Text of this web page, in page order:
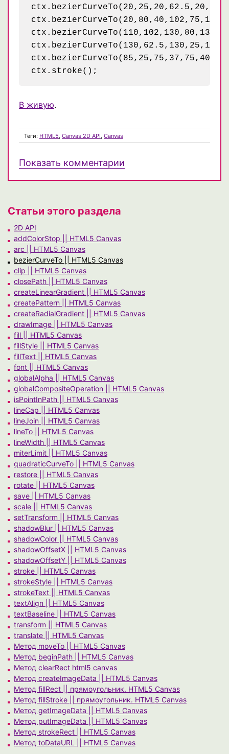
ctx.bezierCurveTo(85,25,75,37,75,40);
В живую.
Теги: HTML5, Canvas 2D API, Canvas
Показать комментарии
Статьи этого раздела
2D API
addColorStop || HTML5 Canvas
arc || HTML5 Canvas
bezierCurveTo || HTML5 Canvas
clip || HTML5 Canvas
closePath || HTML5 Canvas
createLinearGradient || HTML5 Canvas
createPattern || HTML5 Canvas
createRadialGradient || HTML5 Canvas
drawImage || HTML5 Canvas
fill || HTML5 Canvas
fillStyle || HTML5 Canvas
fillText || HTML5 Canvas
font || HTML5 Canvas
globalAlpha || HTML5 Canvas
globalCompositeOperation || HTML5 Canvas
isPointInPath || HTML5 Canvas
lineCap || HTML5 Canvas
lineJoin || HTML5 Canvas
lineTo || HTML5 Canvas
lineWidth || HTML5 Canvas
miterLimit || HTML5 Canvas
quadraticCurveTo || HTML5 Canvas
restore || HTML5 Canvas
rotate || HTML5 Canvas
save || HTML5 Canvas
scale || HTML5 Canvas
setTransform || HTML5 Canvas
shadowBlur || HTML5 Canvas
shadowColor || HTML5 Canvas
shadowOffsetX || HTML5 Canvas
shadowOffsetY || HTML5 Canvas
stroke || HTML5 Canvas
strokeStyle || HTML5 Canvas
strokeText || HTML5 Canvas
textAlign || HTML5 Canvas
textBaseline || HTML5 Canvas
transform || HTML5 Canvas
translate || HTML5 Canvas
Метод moveTo || HTML5 Canvas
Метод beginPath || HTML5 Canvas
Метод clearRect html5 canvas
Метод createImageData || HTML5 Canvas
Метод fillRect || прямоугольник. HTML5 Canvas
Метод fillStroke || прямоугольник. HTML5 Canvas
Метод getImageData || HTML5 Canvas
Метод putImageData || HTML5 Canvas
Метод strokeRect || HTML5 Canvas
Метод toDataURL || HTML5 Canvas